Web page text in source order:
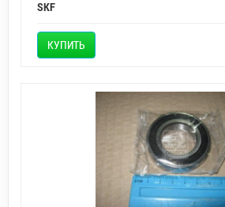
SKF
КУПИТЬ